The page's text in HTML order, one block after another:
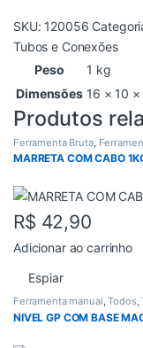
SKU: 120056
Tubos e Conexões
Peso
1 kg
Dimensões 16 × 10 ×
Produtos
Ferramenta Bruta,
Todos
MARRETA COM CABO
R$ 42,90
Adicionar ao carrinho
Espiar
Ferramenta manual,Todos,
NIVEL GP COM BASE